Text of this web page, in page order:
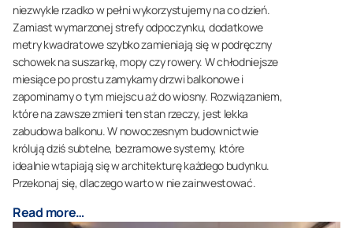
niezwykle rzadko w pełni wykorzystujemy na co dzień.
Zamiast wymarzonej strefy odpoczynku, dodatkowe
metry kwadratowe szybko zamieniają się w podręczny
schowek na suszarkę, mopy czy rowery. W chłodniejsze
miesiące po prostu zamykamy drzwi balkonowe i
zapominamy o tym miejscu aż do wiosny. Rozwiązaniem,
które na zawsze zmieni ten stan rzeczy, jest lekka
zabudowa balkonu. W nowoczesnym budownictwie
królują dziś subtelne, bezramowe systemy, które
idealnie wtapiają się w architekturę każdego budynku.
Przekonaj się, dlaczego warto w nie zainwestować.
Read more…